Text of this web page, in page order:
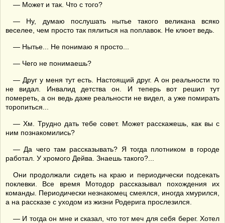
— Может и так. Что с того?
— Ну, думаю послушать нытье такого великана всяко
веселее, чем просто так пялиться на поплавок. Не клюет ведь.
— Нытье... Не понимаю я просто...
— Чего не понимаешь?
— Друг у меня тут есть. Настоящий друг. А он реальности то
не видал. Инвалид детства он. И теперь вот решил тут
помереть, а он ведь даже реальности не видел, а уже помирать
торопиться...
— Хм. Трудно дать тебе совет. Может расскажешь, как вы с
ним познакомились?
— Да чего там рассказывать? Я тогда плотником в городе
работал. У хромого Дейва. Знаешь такого?...
Они продолжали сидеть на краю и периодически подсекать
поклевки. Все время Мотодор рассказывал похождения их
команды. Периодически незнакомец смеялся, иногда хмурился,
а на рассказе с уходом из жизни Родерига прослезился.
— И тогда он мне и сказал, что тот меч для себя берег. Хотел